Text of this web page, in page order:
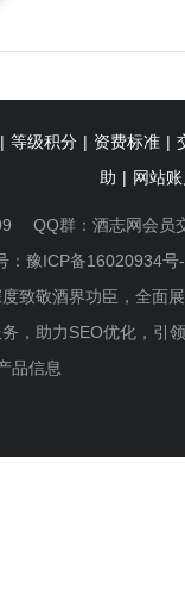
| 等级积分 | 资费标准 |
助 | 网站
QQ群： 酒志网会员
豫ICP备16020934号
致敬酒界功臣，全面
，助力SEO优化，引
品信息